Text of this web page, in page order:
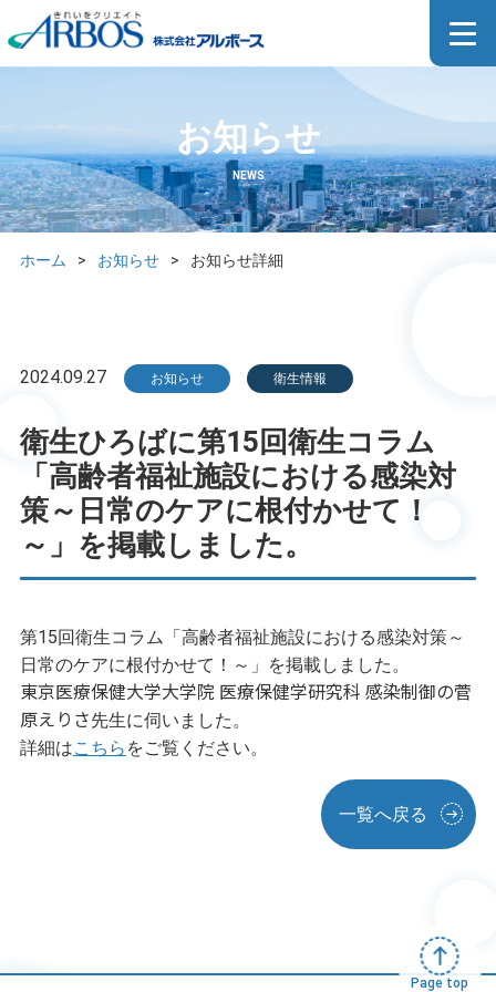
お知らせ
NEWS
ホーム > お知らせ > お知らせ詳細
2024.09.27 お知らせ 衛生情報
衛生ひろばに第15回衛生コラム
「高齢者福祉施設における感染対
策～日常のケアに根付かせて！
～」を掲載しました。
第15回衛生コラム「高齢者福祉施設における感染対策～
日常のケアに根付かせて！～」を掲載しました。
東京医療保健大学大学院 医療保健学研究科 感染制御の菅
原えりさ先生に伺いました。
詳細はこちら をご覧ください。
一覧へ戻る
Page top